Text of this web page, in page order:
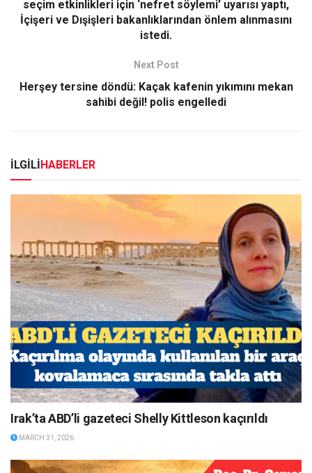
seçim etkinlikleri için ‘nefret söylemi’ uyarısı yaptı,
İçişeri ve Dışişleri bakanlıklarından önlem alınmasını
istedi.
Next Post
Herşey tersine döndü: Kaçak kafenin yıkımını mekan
sahibi değil! polis engelledi
İLGİLİHABERLER
Irak’ta ABD’li gazeteci Shelly Kittleson kaçırıldı
MARCH 31, 2026